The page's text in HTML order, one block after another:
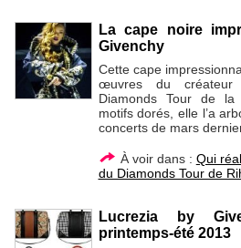
La cape noire
Givenchy
Cette cape
œuvres du
Diamonds Tour de la
motifs dorés, elle l’a
concerts de mars
À voir dans : Qui
du Diamonds Tour de
Lucrezia by
printemps-été 2013